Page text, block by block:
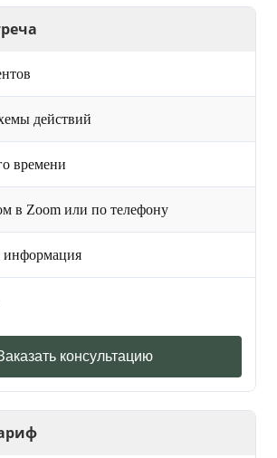
действий
времени
в Zoom или по телефону
информация
консультацию